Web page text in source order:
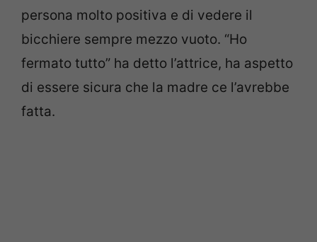
persona molto positiva e di vedere il
bicchiere sempre mezzo vuoto. “Ho
fermato tutto” ha detto l’attrice, ha aspetto
di essere sicura che la madre ce l’avrebbe
fatta.